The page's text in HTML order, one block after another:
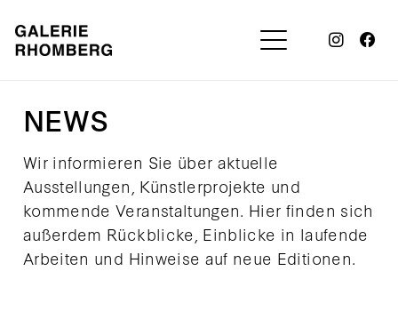
NEWS
Wir informieren Sie über aktuelle
Ausstellungen, Künstlerprojekte und
kommende Veranstaltungen. Hier finden sich
außerdem Rückblicke, Einblicke in laufende
Arbeiten und Hinweise auf neue Editionen.